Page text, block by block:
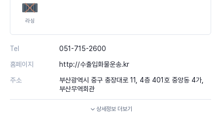
라싱
Tel
051-715-2600
홈페이지
http://수출입화물운송.kr
주소
부산광역시 중구 충장대로 11, 4층 401호 중앙동 4가,
부산무역회관
상세정보 더보기